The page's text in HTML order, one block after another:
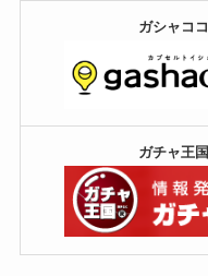
ガシャココ
ガチャ王国